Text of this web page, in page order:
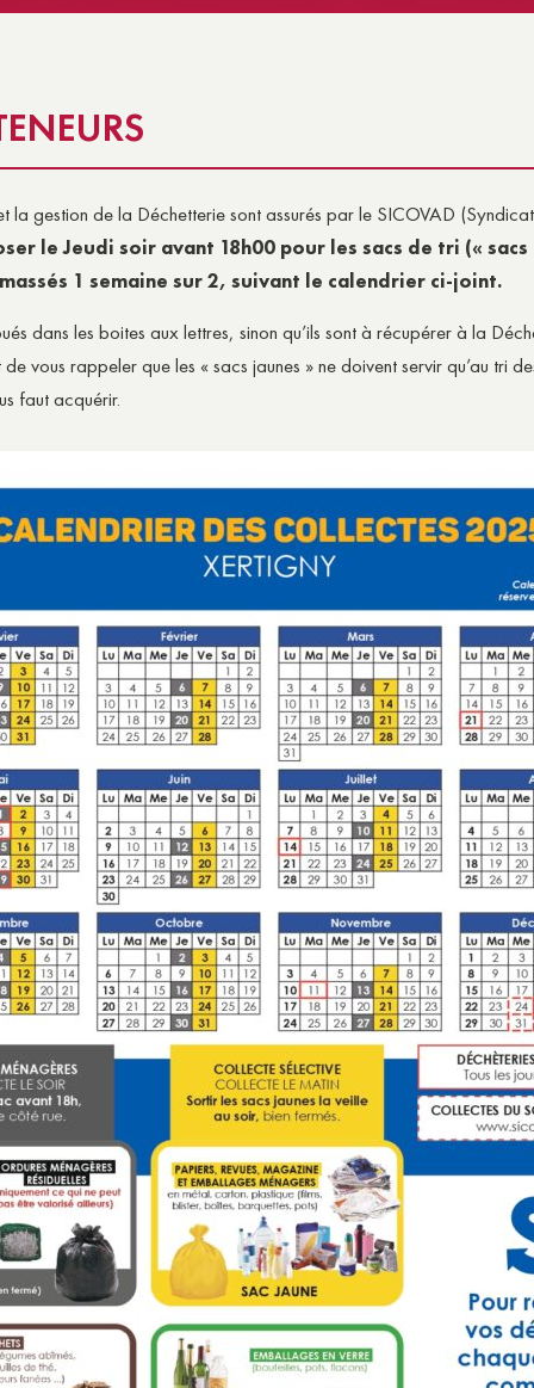
gestion de la Déchetterie sont assurés par le SICOVAD
le Jeudi soir avant 18h00 pour les sacs de tri («
1 semaine sur 2, suivant le calendrier ci-joint.
dans les boites aux lettres, sinon qu’ils sont à récupérer à la
vous rappeler que les « sacs jaunes » ne doivent servir qu’au tri
faut acquérir.